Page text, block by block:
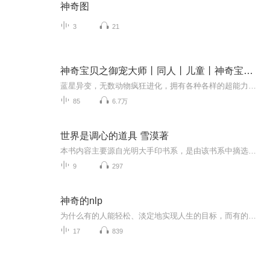
神奇图
3 21
神奇宝贝之御宠大师丨同人丨儿童丨神奇宝贝丨精灵
85 6.7万
世界是调心的道具 雪漠著
9 297
神奇的nlp
17 839